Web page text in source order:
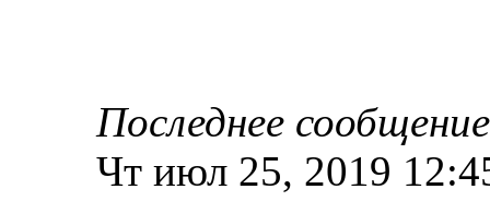
Последнее сообщение
Чт июл 25, 2019